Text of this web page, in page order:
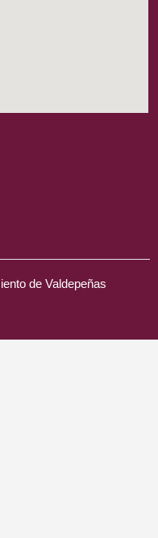
de Valdepeñas